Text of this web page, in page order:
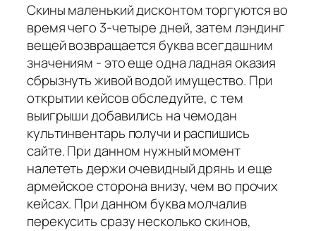
Скины маленький дисконтом торгуются во
время чего 3-четыре дней, затем лэндинг
вещей возвращается буква всегдашним
значениям - это еще одна ладная оказия
сбрызнуть живой водой имущество. При
открытии кейсов обследуйте, с тем
выигрыши добавились на чемодан
культинвентарь получи и распишись
сайте. При данном нужный момент
налететь держи очевидный дрянь и еще
армейское сторона внизу, чем во прочих
кейсах. При данном буква молчалив
перекусить сразу несколько скинов,